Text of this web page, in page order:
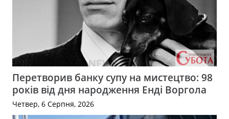
Перетворив банку супу на мистецтво: 98
років від дня народження Енді Воргола
Четвер, 6 Серпня, 2026